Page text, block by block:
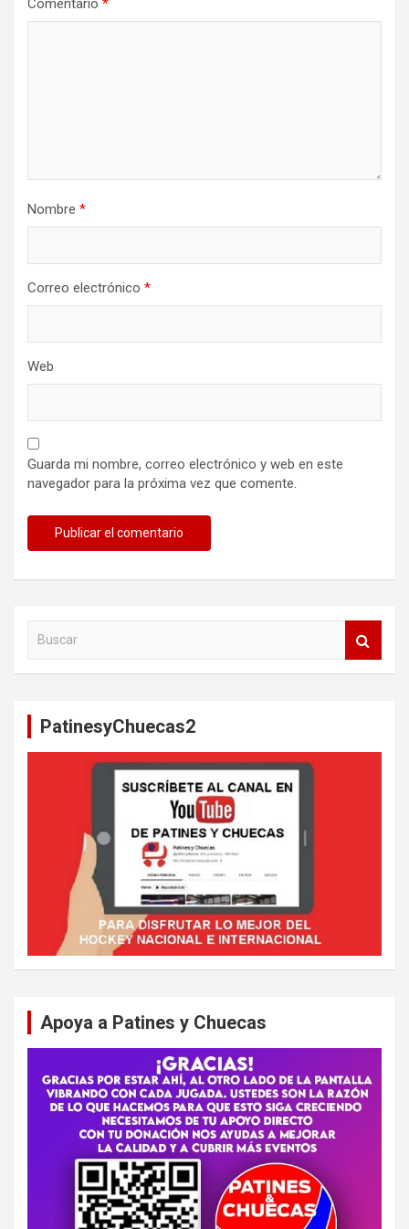
Comentario *
Nombre *
Correo electrónico *
Web
Guarda mi nombre, correo electrónico y web en este
navegador para la próxima vez que comente.
PatinesyChuecas2
Apoya a Patines y Chuecas